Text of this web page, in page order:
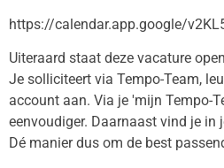
https://calendar.app.google/
Uiteraard staat deze vacature
Je solliciteert via Tempo-Team,
account aan. Via je 'mijn Tempo-
eenvoudiger. Daarnaast vind je
Dé manier dus om de best